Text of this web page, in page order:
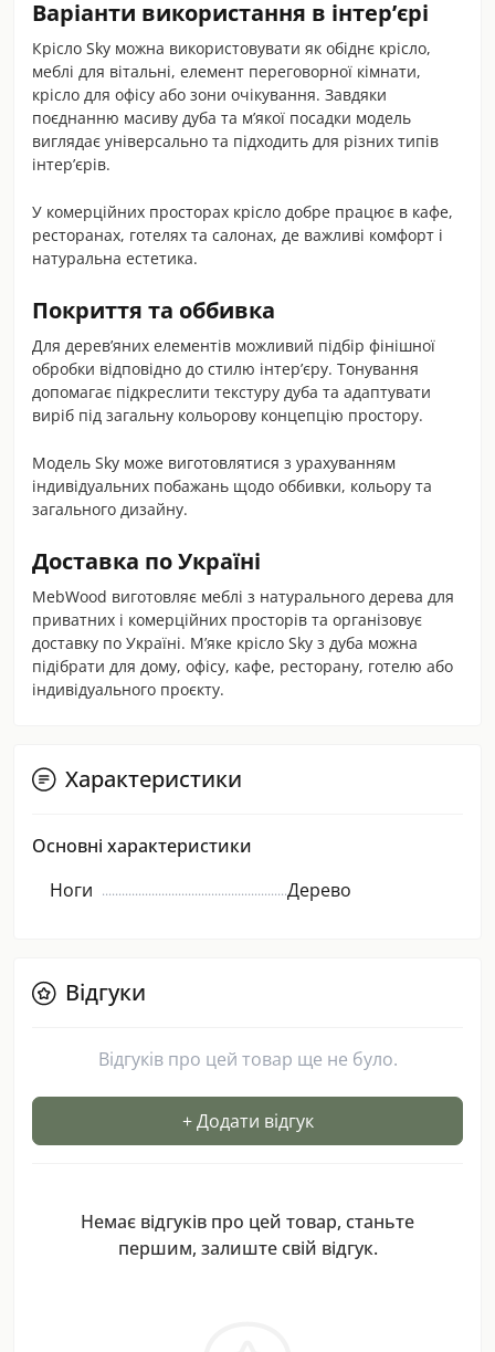
Варіанти використання в інтер’єрі
Крісло Sky можна використовувати як обіднє крісло,
меблі для вітальні, елемент переговорної кімнати,
крісло для офісу або зони очікування. Завдяки
поєднанню масиву дуба та м’якої посадки модель
виглядає універсально та підходить для різних типів
інтер’єрів.
У комерційних просторах крісло добре працює в кафе,
ресторанах, готелях та салонах, де важливі комфорт і
натуральна естетика.
Покриття та оббивка
Для дерев’яних елементів можливий підбір фінішної
обробки відповідно до стилю інтер’єру. Тонування
допомагає підкреслити текстуру дуба та адаптувати
виріб під загальну кольорову концепцію простору.
Модель Sky може виготовлятися з урахуванням
індивідуальних побажань щодо оббивки, кольору та
загального дизайну.
Доставка по Україні
MebWood виготовляє меблі з натурального дерева для
приватних і комерційних просторів та організовує
доставку по Україні. М’яке крісло Sky з дуба можна
підібрати для дому, офісу, кафе, ресторану, готелю або
індивідуального проєкту.
Характеристики
Основні характеристики
Ноги
Дерево
Відгуки
Відгуків про цей товар ще не було.
+ Додати відгук
Немає відгуків про цей товар, станьте
першим, залиште свій відгук.